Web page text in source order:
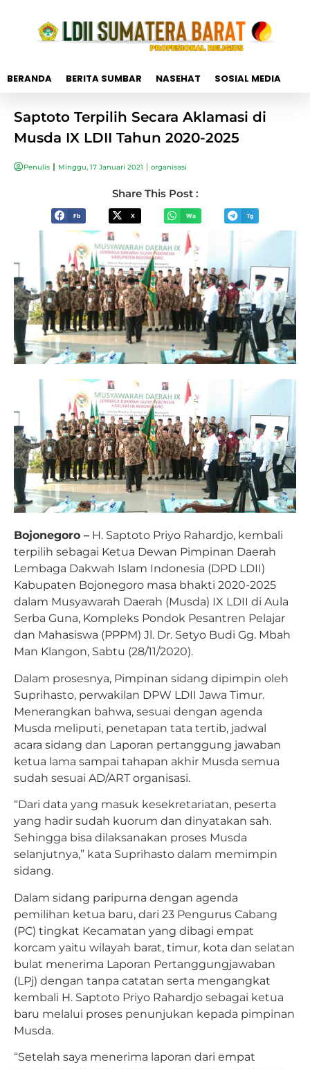
BERANDA BERITA SUMBAR NASEHAT SOSIAL MEDIA
Saptoto Terpilih Secara Aklamasi di
Musda IX LDII Tahun 2020-2025
Penulis Minggu, 17 Januari 2021 organisasi
Share This Post :
Fb X Wa Tg
Bojonegoro – H. Saptoto Priyo Rahardjo, kembali
terpilih sebagai Ketua Dewan Pimpinan Daerah
Lembaga Dakwah Islam Indonesia (DPD LDII)
Kabupaten Bojonegoro masa bhakti 2020-2025
dalam Musyawarah Daerah (Musda) IX LDII di Aula
Serba Guna, Kompleks Pondok Pesantren Pelajar
dan Mahasiswa (PPPM) Jl. Dr. Setyo Budi Gg. Mbah
Man Klangon, Sabtu (28/11/2020).
Dalam prosesnya, Pimpinan sidang dipimpin oleh
Suprihasto, perwakilan DPW LDII Jawa Timur.
Menerangkan bahwa, sesuai dengan agenda
Musda meliputi, penetapan tata tertib, jadwal
acara sidang dan Laporan pertanggung jawaban
ketua lama sampai tahapan akhir Musda semua
sudah sesuai AD/ART organisasi.
“Dari data yang masuk kesekretariatan, peserta
yang hadir sudah kuorum dan dinyatakan sah.
Sehingga bisa dilaksanakan proses Musda
selanjutnya,” kata Suprihasto dalam memimpin
sidang.
Dalam sidang paripurna dengan agenda
pemilihan ketua baru, dari 23 Pengurus Cabang
(PC) tingkat Kecamatan yang dibagi empat
korcam yaitu wilayah barat, timur, kota dan selatan
bulat menerima Laporan Pertanggungjawaban
(LPj) dengan tanpa catatan serta mengangkat
kembali H. Saptoto Priyo Rahardjo sebagai ketua
baru melalui proses penunjukan kepada pimpinan
Musda.
“Setelah saya menerima laporan dari empat